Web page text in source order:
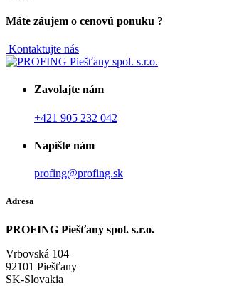
Máte záujem o cenovú ponuku ?
Kontaktujte nás
Zavolajte nám
+421 905 232 042
Napíšte nám
profing@profing.sk
Adresa
PROFING Piešťany spol. s.r.o.
Vrbovská 104
92101 Piešťany
SK-Slovakia